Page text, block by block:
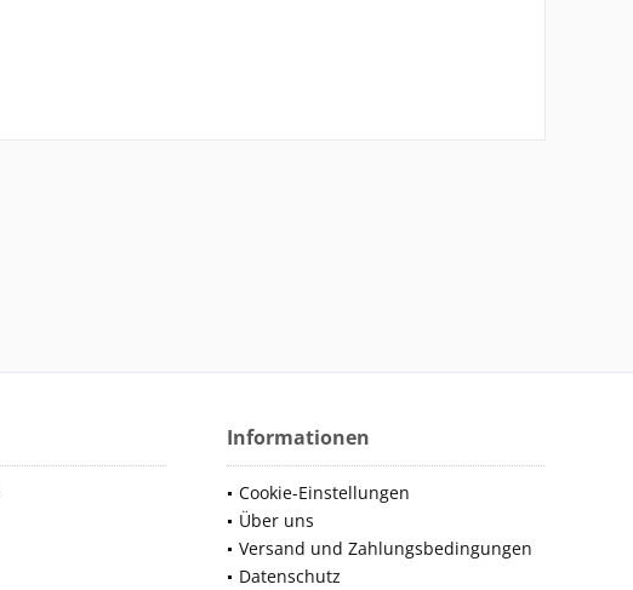
Informationen
Cookie-Einstellungen
Über uns
Versand und Zahlungsbedingungen
Datenschutz